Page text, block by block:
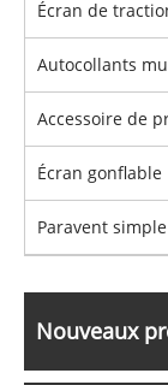
Écran de
Autocollants
Accessoire de
Écran gonflable
Paravent simple
Nouveaux